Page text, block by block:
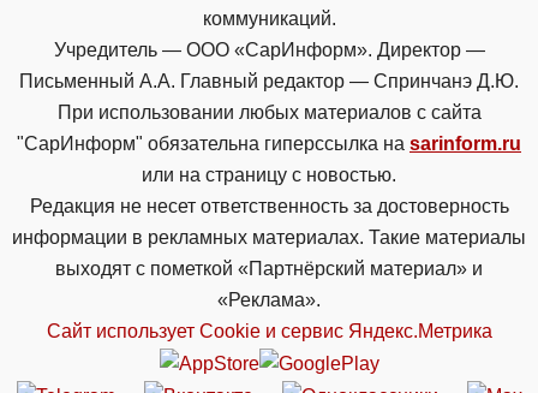
коммуникаций.
Учредитель — ООО «СарИнформ». Директор —
Письменный А.А. Главный редактор — Спринчанэ Д.Ю.
При использовании любых материалов с сайта
"СарИнформ" обязательна гиперссылка на sarinform.ru
или на страницу с новостью.
Редакция не несет ответственность за достоверность
информации в рекламных материалах. Такие материалы
выходят с пометкой «Партнёрский материал» и
«Реклама».
Сайт использует Cookie и сервиc Яндекс.Метрика